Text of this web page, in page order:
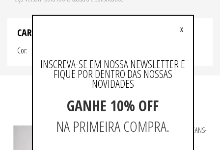
CARACTERISTICAS
Cor
QUEM VIU, VIU TAMBÉM
INSCREVA-SE EM NOSSA NEWSLETTER E
FIQUE POR DENTRO DAS NOSSAS
NOVIDADES
GANHE 10% OFF
NA PRIMEIRA COMPRA.
X